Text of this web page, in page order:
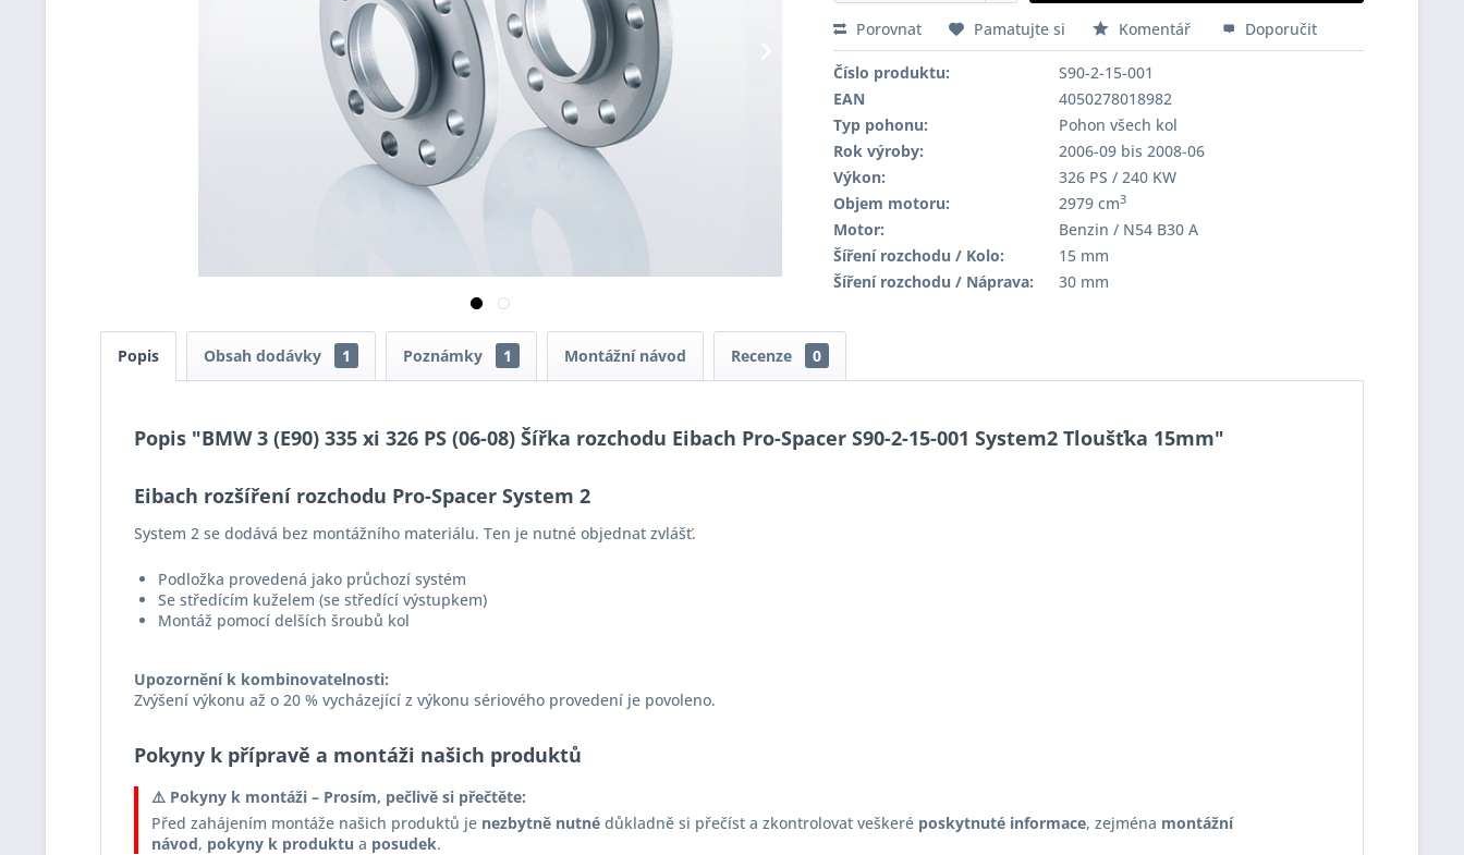
Porovnat Pamatujte si Komentář Doporučit
Číslo produktu:
S90-2-15-001
EAN
4050278018982
Typ pohonu:
Pohon všech kol
Rok výroby:
2006-09 bis 2008-06
Výkon:
326 PS / 240 KW
Objem motoru:
2979 cm3
Motor:
Benzin / N54 B30 A
Šíření rozchodu / Kolo:
15 mm
Šíření rozchodu / Náprava:
30 mm
Popis Obsah dodávky 1 Poznámky 1 Montážní návod Recenze 0
Popis "BMW 3 (E90) 335 xi 326 PS (06-08) Šířka rozchodu Eibach Pro-Spacer S90-2-15-001 System2 Tloušťka 15mm"
Eibach rozšíření rozchodu Pro-Spacer System 2
System 2 se dodává bez montážního materiálu. Ten je nutné objednat zvlášť.
Podložka provedená jako průchozí systém
Se středícím kuželem (se středící výstupkem)
Montáž pomocí delších šroubů kol
Upozornění k kombinovatelnosti:
Zvýšení výkonu až o 20 % vycházející z výkonu sériového provedení je povoleno.
Pokyny k přípravě a montáži našich produktů
⚠️ Pokyny k montáži – Prosím, pečlivě si přečtěte:
Před zahájením montáže našich produktů je nezbytně nutné důkladně si přečíst a zkontrolovat veškeré poskytnuté informace, zejména montážní
návod, pokyny k produktu a posudek.